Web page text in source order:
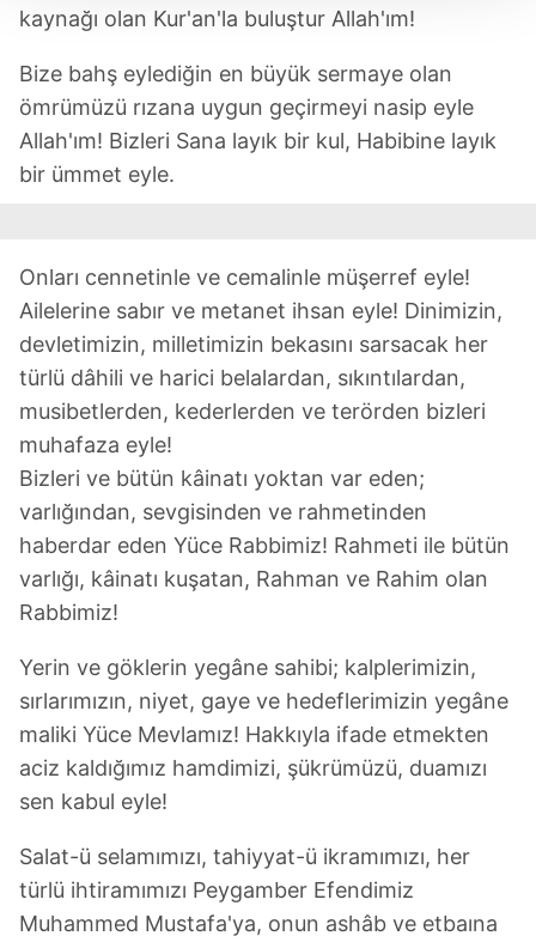
Her halükârda, kullanıcılar, bu çerezlere izin vermedikleri
gösterilmeyecektir."
Sizlere daha iyi bir hizmet sunabilmek için İnternet
Sitemizde kendimize ve üçüncü kişilere ait çerezler
kullanılmaktadır. Bu çerezler vasıtasıyla çeşitli kişisel
kullanılmaktadır. Diğer çerezler, sitemizin daha işlevsel
kılınması ve kişiselleştirilmesi ve sizlere yönelik
reklam/pazarlama faaliyetlerinin yapılması, amaçlarıyla
sınırlı olarak açık rızanız dahilinde kullanılacaktır.
Çerezlere ilişkin tercihlerinizi aşağıda yer alan panel
vasıtasıyla belirleyebilirsiniz. Çerezlere ilişkin detaylı bilgi
için Ayarlar butonuna tıklayabilir,Çerez Bilgilendirme
Metnimizi
ziyaret edebilirsiniz.
6698 sayılı Kişisel Verilerin Korunması Kanunu uyarınca
hazırlanmış Aydınlatma Metnimizi okumak ve sitemizde
ilgili mevzuata uygun olarak kullanılan çerezlerle ilgili bilgi
kaynağı olan Kur'an'la buluştur Allah'ım!
Bize bahş eylediğin en büyük sermaye olan
ömrümüzü rızana uygun geçirmeyi nasip eyle
Allah'ım! Bizleri Sana layık bir kul, Habibine layık
bir ümmet eyle.
Onları cennetinle ve cemalinle müşerref eyle!
Ailelerine sabır ve metanet ihsan eyle! Dinimizin,
devletimizin, milletimizin bekasını sarsacak her
türlü dâhili ve harici belalardan, sıkıntılardan,
musibetlerden, kederlerden ve terörden bizleri
muhafaza eyle!
Bizleri ve bütün kâinatı yoktan var eden;
varlığından, sevgisinden ve rahmetinden
haberdar eden Yüce Rabbimiz! Rahmeti ile bütün
varlığı, kâinatı kuşatan, Rahman ve Rahim olan
Rabbimiz!
Yerin ve göklerin yegâne sahibi; kalplerimizin,
sırlarımızın, niyet, gaye ve hedeflerimizin yegâne
maliki Yüce Mevlamız! Hakkıyla ifade etmekten
aciz kaldığımız hamdimizi, şükrümüzü, duamızı
sen kabul eyle!
Salat-ü selamımızı, tahiyyat-ü ikramımızı, her
türlü ihtiramımızı Peygamber Efendimiz
Muhammed Mustafa'ya, onun ashâb ve etbaına